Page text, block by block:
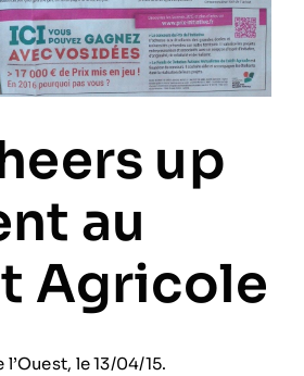
up
au
Agricole
le 13/04/15.